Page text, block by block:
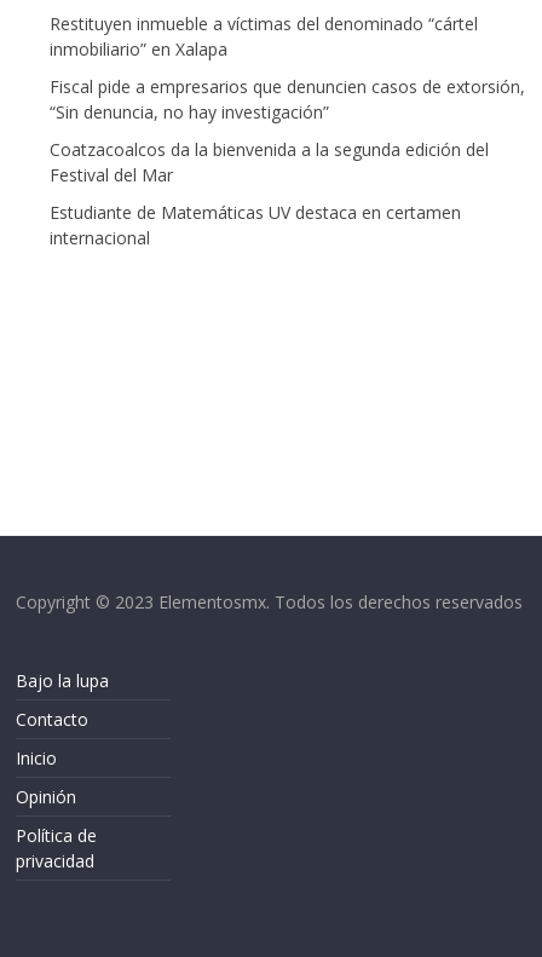
Restituyen inmueble a víctimas del denominado “cártel
inmobiliario” en Xalapa
Fiscal pide a empresarios que denuncien casos de extorsión,
“Sin denuncia, no hay investigación”
Coatzacoalcos da la bienvenida a la segunda edición del
Festival del Mar
Estudiante de Matemáticas UV destaca en certamen
internacional
Copyright © 2023 Elementosmx. Todos los derechos reservados
Bajo la lupa
Contacto
Inicio
Opinión
Política de
privacidad